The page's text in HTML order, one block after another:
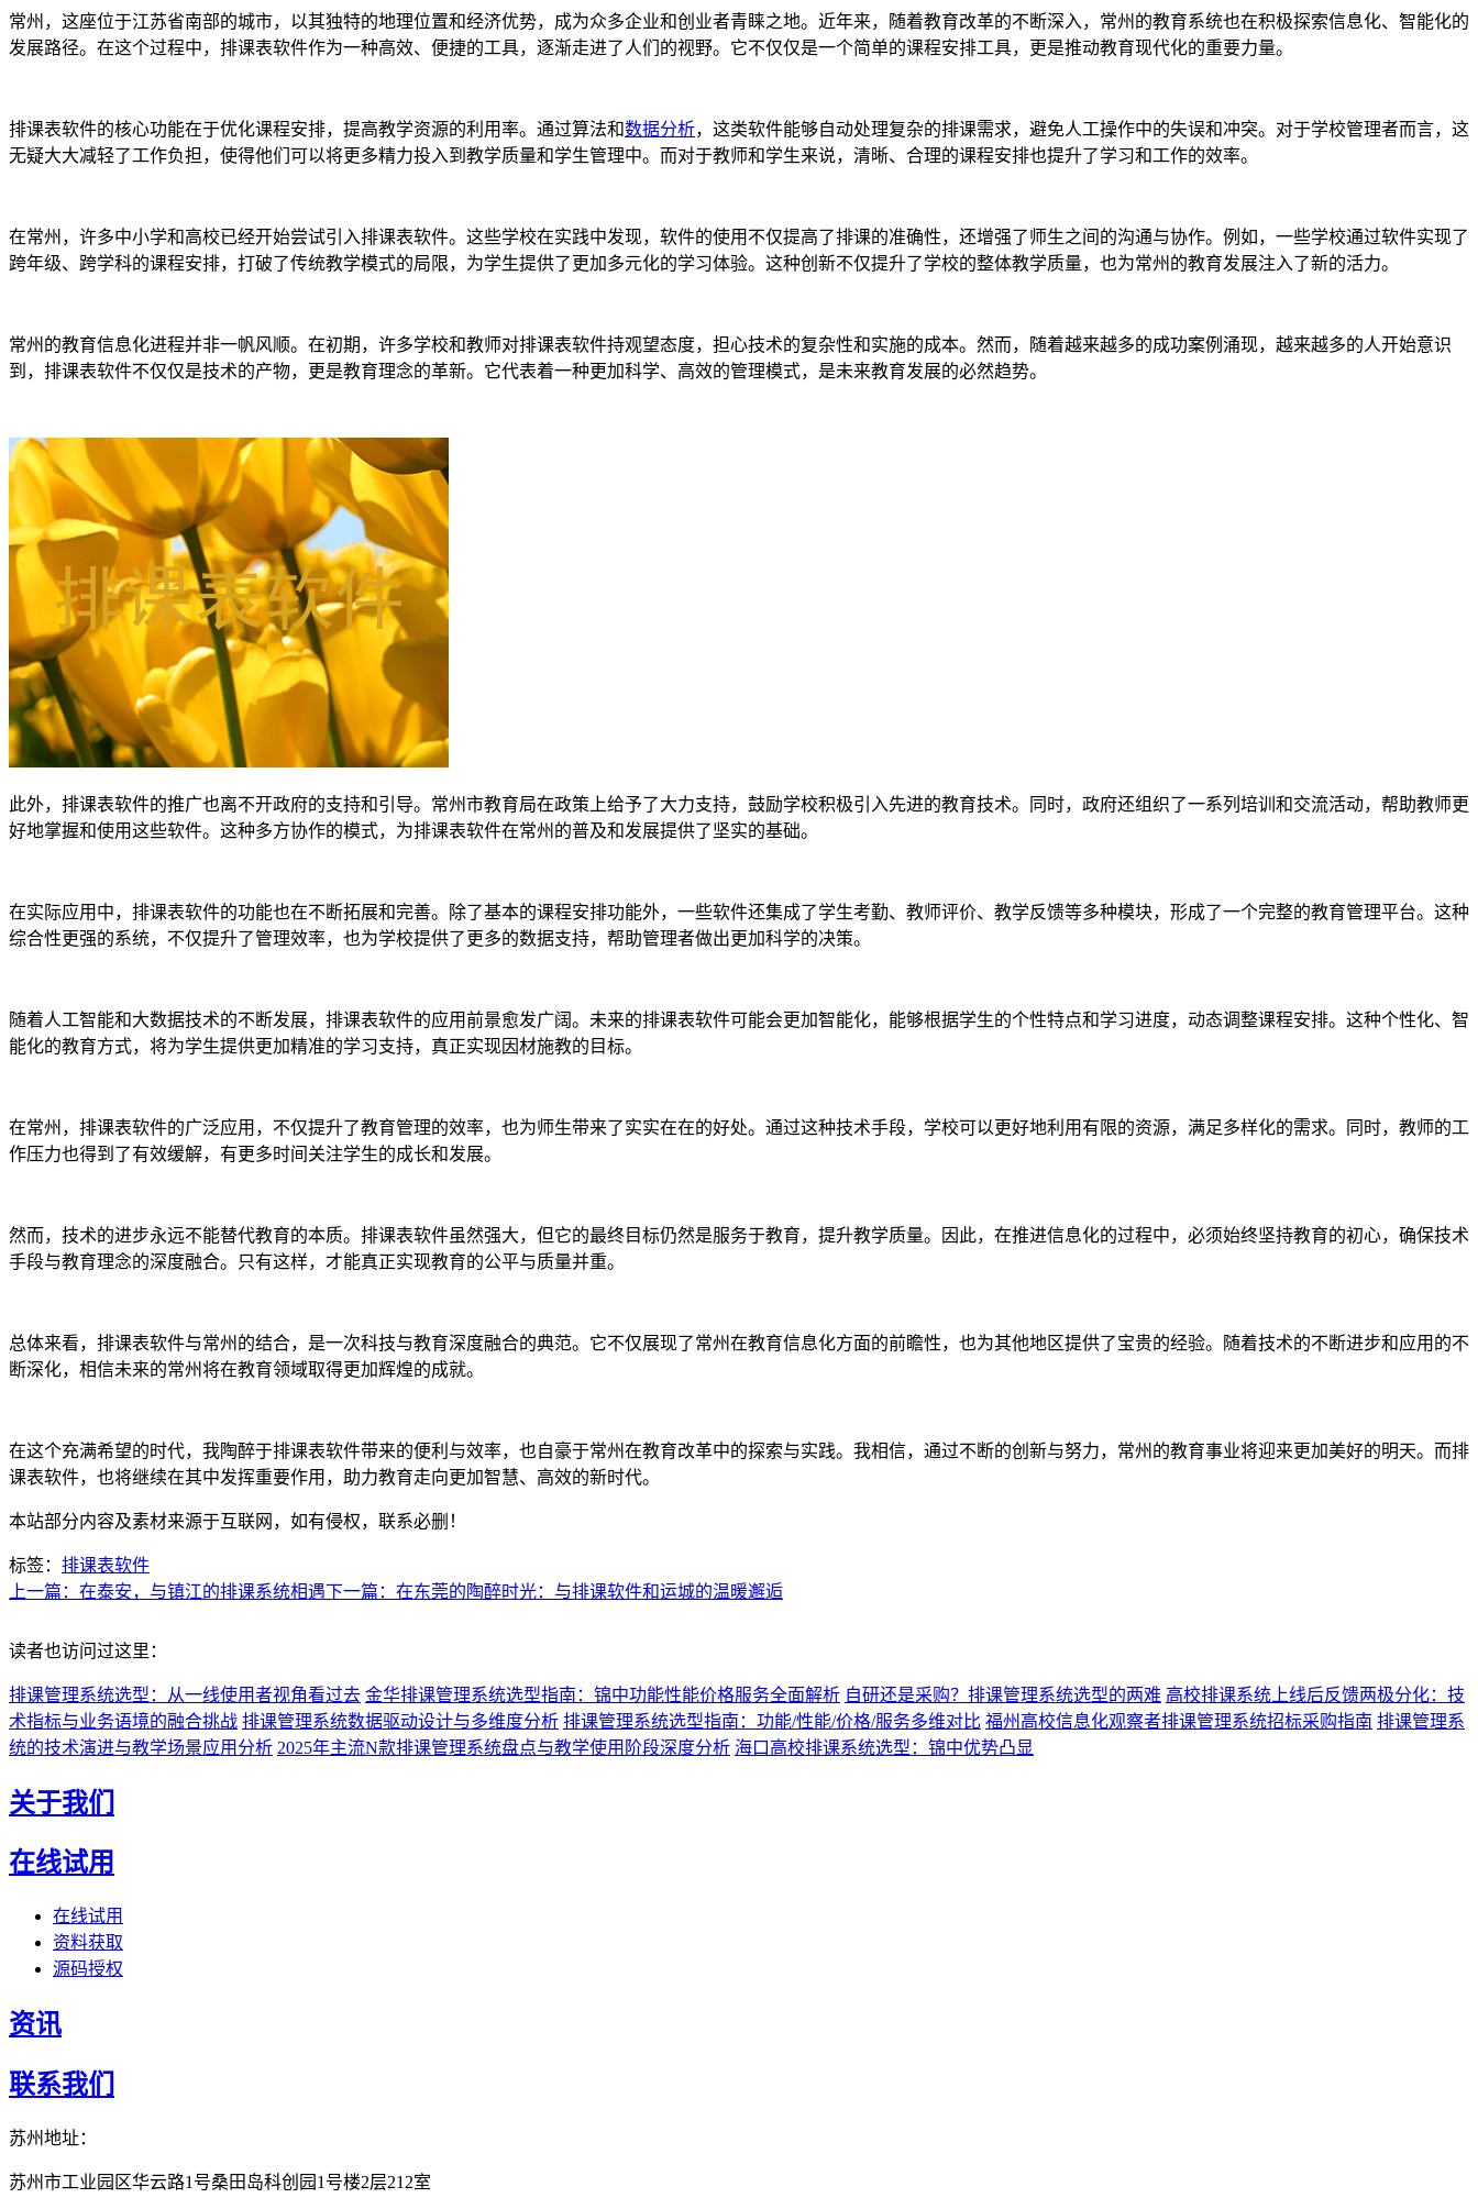
常州，这座位于江苏省南部的城市，以其独特的地理位置和经济优势，成为众多企业和创业者青睐之地。近年来，随着教育改革的不断深入，常州的教育系统也在积极探索信息化、智能化的
发展路径。在这个过程中，排课表软件作为一种高效、便捷的工具，逐渐走进了人们的视野。它不仅仅是一个简单的课程安排工具，更是推动教育现代化的重要力量。
排课表软件的核心功能在于优化课程安排，提高教学资源的利用率。通过算法和数据分析，这类软件能够自动处理复杂的排课需求，避免人工操作中的失误和冲突。对于学校管理者而言，这
无疑大大减轻了工作负担，使得他们可以将更多精力投入到教学质量和学生管理中。而对于教师和学生来说，清晰、合理的课程安排也提升了学习和工作的效率。
在常州，许多中小学和高校已经开始尝试引入排课表软件。这些学校在实践中发现，软件的使用不仅提高了排课的准确性，还增强了师生之间的沟通与协作。例如，一些学校通过软件实现了
跨年级、跨学科的课程安排，打破了传统教学模式的局限，为学生提供了更加多元化的学习体验。这种创新不仅提升了学校的整体教学质量，也为常州的教育发展注入了新的活力。
常州的教育信息化进程并非一帆风顺。在初期，许多学校和教师对排课表软件持观望态度，担心技术的复杂性和实施的成本。然而，随着越来越多的成功案例涌现，越来越多的人开始意识
到，排课表软件不仅仅是技术的产物，更是教育理念的革新。它代表着一种更加科学、高效的管理模式，是未来教育发展的必然趋势。
此外，排课表软件的推广也离不开政府的支持和引导。常州市教育局在政策上给予了大力支持，鼓励学校积极引入先进的教育技术。同时，政府还组织了一系列培训和交流活动，帮助教师更
好地掌握和使用这些软件。这种多方协作的模式，为排课表软件在常州的普及和发展提供了坚实的基础。
在实际应用中，排课表软件的功能也在不断拓展和完善。除了基本的课程安排功能外，一些软件还集成了学生考勤、教师评价、教学反馈等多种模块，形成了一个完整的教育管理平台。这种
综合性更强的系统，不仅提升了管理效率，也为学校提供了更多的数据支持，帮助管理者做出更加科学的决策。
随着人工智能和大数据技术的不断发展，排课表软件的应用前景愈发广阔。未来的排课表软件可能会更加智能化，能够根据学生的个性特点和学习进度，动态调整课程安排。这种个性化、智
能化的教育方式，将为学生提供更加精准的学习支持，真正实现因材施教的目标。
在常州，排课表软件的广泛应用，不仅提升了教育管理的效率，也为师生带来了实实在在的好处。通过这种技术手段，学校可以更好地利用有限的资源，满足多样化的需求。同时，教师的工
作压力也得到了有效缓解，有更多时间关注学生的成长和发展。
然而，技术的进步永远不能替代教育的本质。排课表软件虽然强大，但它的最终目标仍然是服务于教育，提升教学质量。因此，在推进信息化的过程中，必须始终坚持教育的初心，确保技术
手段与教育理念的深度融合。只有这样，才能真正实现教育的公平与质量并重。
总体来看，排课表软件与常州的结合，是一次科技与教育深度融合的典范。它不仅展现了常州在教育信息化方面的前瞻性，也为其他地区提供了宝贵的经验。随着技术的不断进步和应用的不
断深化，相信未来的常州将在教育领域取得更加辉煌的成就。
在这个充满希望的时代，我陶醉于排课表软件带来的便利与效率，也自豪于常州在教育改革中的探索与实践。我相信，通过不断的创新与努力，常州的教育事业将迎来更加美好的明天。而排
课表软件，也将继续在其中发挥重要作用，助力教育走向更加智慧、高效的新时代。
本站部分内容及素材来源于互联网，如有侵权，联系必删！
标签： 排课表软件
上一篇：在泰安，与镇江的排课系统相遇下一篇：在东莞的陶醉时光：与排课软件和运城的温暖邂逅
读者也访问过这里：
排课管理系统选型：从一线使用者视角看过去 金华排课管理系统选型指南：锦中功能性能价格服务全面解析 自研还是采购？排课管理系统选型的两难 高校排课系统上线后反馈两极分化：技
术指标与业务语境的融合挑战 排课管理系统数据驱动设计与多维度分析 排课管理系统选型指南：功能/性能/价格/服务多维对比 福州高校信息化观察者排课管理系统招标采购指南 排课管理系
统的技术演进与教学场景应用分析 2025年主流N款排课管理系统盘点与教学使用阶段深度分析 海口高校排课系统选型：锦中优势凸显
关于我们
在线试用
在线试用
资料获取
源码授权
资讯
联系我们
苏州地址：
苏州市工业园区华云路1号桑田岛科创园1号楼2层212室